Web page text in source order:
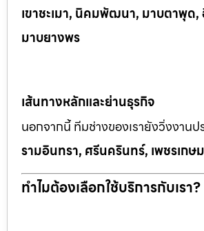
เขาชะเมา, นิคมพัฒนา, มาบตาพุด,
มาบยางพร
เส้นทางหลักและย่านธุรกิจ
นอกจากนี้ ทีมช่างของเรายังวิ่งงาน
รามอินทรา, ศรีนครินทร์, เพชรเก
ทำไมต้องเลือกใช้บริการกับเรา?